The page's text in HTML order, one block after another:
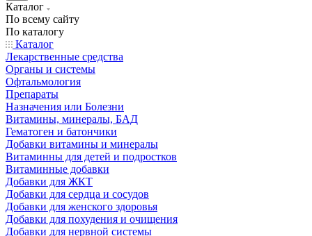
Каталог
По всему сайту
По каталогу
Каталог
Лекарственные средства
Органы и системы
Офтальмология
Препараты
Назначения или Болезни
Витамины, минералы, БАД
Гематоген и батончики
Добавки витамины и минералы
Витаминны для детей и подростков
Витаминные добавки
Добавки для ЖКТ
Добавки для сердца и сосудов
Добавки для женского здоровья
Добавки для похудения и очищения
Добавки для нервной системы